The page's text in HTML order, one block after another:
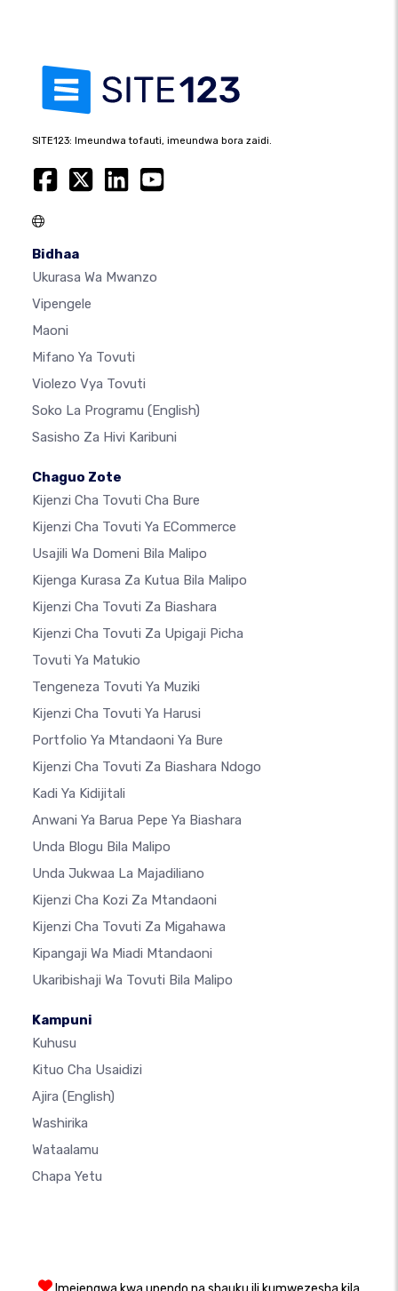
SITE123: Imeundwa tofauti, imeundwa bora zaidi.
Bidhaa
Ukurasa Wa Mwanzo
Vipengele
Maoni
Mifano Ya Tovuti
Violezo Vya Tovuti
Soko La Programu (English)
Sasisho Za Hivi Karibuni
Chaguo Zote
Kijenzi Cha Tovuti Cha Bure
Kijenzi Cha Tovuti Ya ECommerce
Usajili Wa Domeni Bila Malipo
Kijenga Kurasa Za Kutua Bila Malipo
Kijenzi Cha Tovuti Za Biashara
Kijenzi Cha Tovuti Za Upigaji Picha
Tovuti Ya Matukio
Tengeneza Tovuti Ya Muziki
Kijenzi Cha Tovuti Ya Harusi
Portfolio Ya Mtandaoni Ya Bure
Kijenzi Cha Tovuti Za Biashara Ndogo
Kadi Ya Kidijitali
Anwani Ya Barua Pepe Ya Biashara
Unda Blogu Bila Malipo
Unda Jukwaa La Majadiliano
Kijenzi Cha Kozi Za Mtandaoni
Kijenzi Cha Tovuti Za Migahawa
Kipangaji Wa Miadi Mtandaoni
Ukaribishaji Wa Tovuti Bila Malipo
Kampuni
Kuhusu
Kituo Cha Usaidizi
Ajira (English)
Washirika
Wataalamu
Chapa Yetu